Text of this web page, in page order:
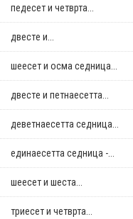
педесет и четврта...
двестe и...
шеесет и осма седница...
двестe и петнаесетта...
деветнаесетта седница...
единаесетта седница -...
шеесет и шеста...
триесет и четврта...